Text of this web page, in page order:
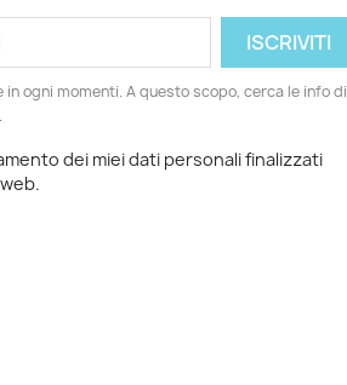
in ogni momenti. A questo scopo, cerca le info di
dei miei dati personali finalizzati